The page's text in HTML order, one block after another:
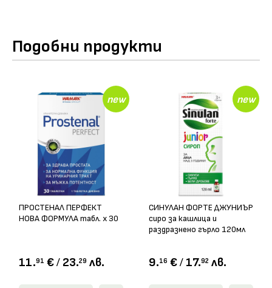
Подобни продукти
new
ПРОСТЕНАЛ ПЕРФЕКТ
НОВА ФОРМУЛА табл. х 30
11.91 €/ 23.29 лв.
new
СИНУЛАН ФОРТЕ ДЖУНИЪР
сиро за кашлица и
раздразнено гърло 120мл
9.16 €/ 17.92 лв.